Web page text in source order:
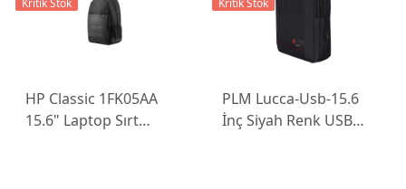
HP Classic 1FK05AA
15.6" Laptop Sırt
PLM Lucca-Usb-15.6
İnç Siyah Renk USB